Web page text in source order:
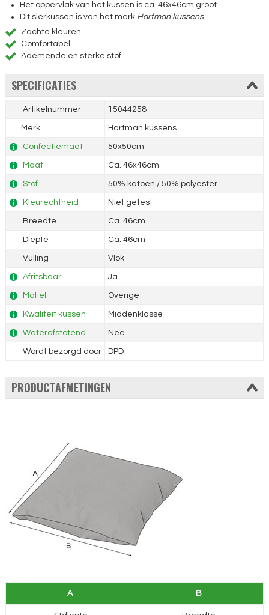
Het oppervlak van het kussen is ca. 46x46cm groot.
Dit sierkussen is van het merk Hartman kussens
Zachte kleuren
Comfortabel
Ademende en sterke stof
SPECIFICATIES
Artikelnummer 15044258
Merk Hartman kussens
Confectiemaat 50x50cm
Maat Ca. 46x46cm
Stof 50% katoen / 50% polyester
Kleurechtheid Niet getest
Breedte Ca. 46cm
Diepte Ca. 46cm
Vulling Vlok
Afritsbaar Ja
Motief Overige
Kwaliteit kussen Middenklasse
Waterafstotend Nee
Wordt bezorgd door DPD
PRODUCTAFMETINGEN
A B